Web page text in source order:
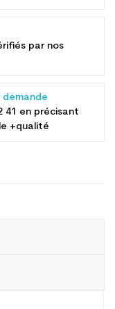
par nos
demande
41 en précisant
+qualité